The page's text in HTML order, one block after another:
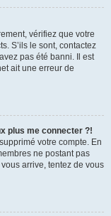
vérifiez que votre
S’ils le sont, contactez
pas été banni. Il est
ait une erreur de
plus me connecter ?!
votre compte. En
ne postant pas
arrive, tentez de vous